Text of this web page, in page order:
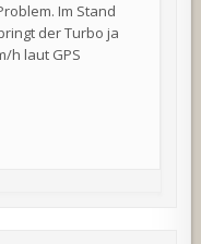
Im Stand
der Turbo ja
h laut GPS